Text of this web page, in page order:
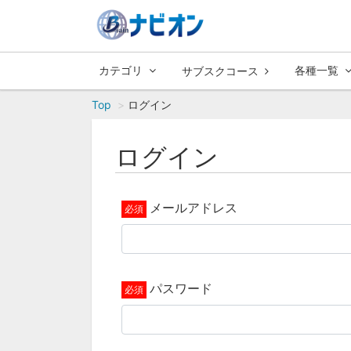
カテゴリ サブスクコース 各種一覧
Top ログイン
ログイン
メールアドレス
パスワード